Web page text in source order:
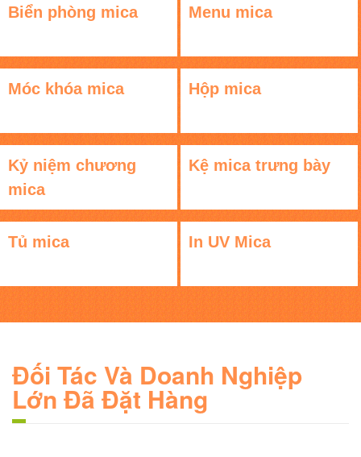
Biển phòng mica Menu mica
Móc khóa mica Hộp mica
Kỷ niệm chương
mica
Kệ mica trưng bày
Tủ mica In UV Mica
Đối Tác Và Doanh Nghiệp
Lớn Đã Đặt Hàng